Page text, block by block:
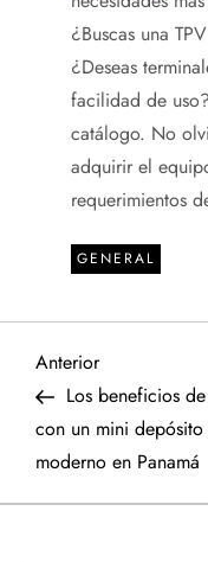
¿Buscas una
¿Deseas
facilidad de
catálogo. No
adquirir el
requerimientos
GENERAL
N
a
v
Entrada
anterior
Anterior
Los beneficios
con un mini depósito
moderno en Panamá